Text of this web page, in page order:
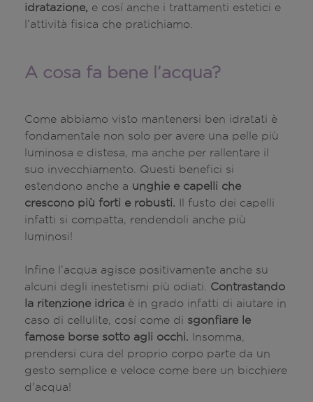
idratazione, e così anche i trattamenti estetici e
l’attività fisica che pratichiamo.
A cosa fa bene l’acqua?
Come abbiamo visto mantenersi ben idratati è
fondamentale non solo per avere una pelle più
luminosa e distesa, ma anche per rallentare il
suo invecchiamento. Questi benefici si
estendono anche a unghie e capelli che
crescono più forti e robusti. Il fusto dei capelli
infatti si compatta, rendendoli anche più
luminosi!
Infine l’acqua agisce positivamente anche su
alcuni degli inestetismi più odiati. Contrastando
la ritenzione idrica è in grado infatti di aiutare in
caso di cellulite, così come di sgonfiare le
famose borse sotto agli occhi. Insomma,
prendersi cura del proprio corpo parte da un
gesto semplice e veloce come bere un bicchiere
d'acqua!